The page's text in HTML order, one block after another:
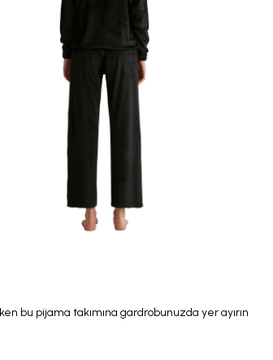
bu pijama takımına gardrobunuzda yer ayırın